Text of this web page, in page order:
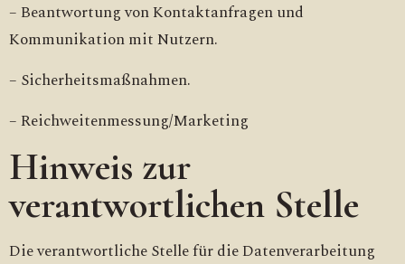
– Beantwortung von Kontaktanfragen und
Kommunikation mit Nutzern.
– Sicherheitsmaßnahmen.
– Reichweitenmessung/Marketing
Hinweis zur
verantwortlichen Stelle
Die verantwortliche Stelle für die Datenverarbeitung